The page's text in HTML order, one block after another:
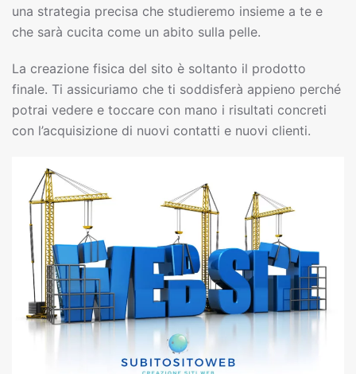
una strategia precisa che studieremo insieme a te e
che sarà cucita come un abito sulla pelle.
La creazione fisica del sito è soltanto il prodotto
finale. Ti assicuriamo che ti soddisferà appieno perché
potrai vedere e toccare con mano i risultati concreti
con l’acquisizione di nuovi contatti e nuovi clienti.